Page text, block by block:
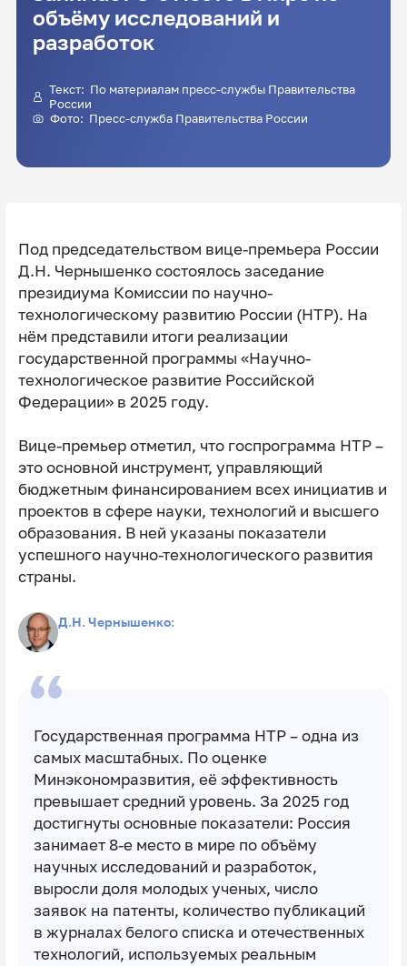
объёму исследований и
разработок
Текст: По материалам пресс-службы Правительства
России
Фото: Пресс-служба Правительства России
Под председательством вице-премьера России
Д.Н. Чернышенко состоялось заседание
президиума Комиссии по научно-
технологическому развитию России (НТР). На
нём представили итоги реализации
государственной программы «Научно-
технологическое развитие Российской
Федерации» в 2025 году.
Вице-премьер отметил, что госпрограмма НТР –
это основной инструмент, управляющий
бюджетным финансированием всех инициатив и
проектов в сфере науки, технологий и высшего
образования. В ней указаны показатели
успешного научно-технологического развития
страны.
Д.Н. Чернышенко:
Государственная программа НТР – одна из
самых масштабных. По оценке
Минэкономразвития, её эффективность
превышает средний уровень. За 2025 год
достигнуты основные показатели: Россия
занимает 8-е место в мире по объёму
научных исследований и разработок,
выросли доля молодых ученых, число
заявок на патенты, количество публикаций
в журналах белого списка и отечественных
технологий, используемых реальным